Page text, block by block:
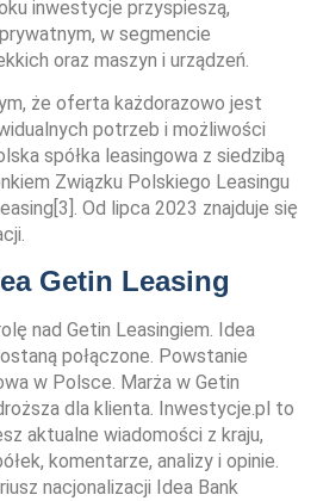
inwestycje przyspieszą,
w segmencie
oraz maszyn i urządzeń.
że oferta każdorazowo jest
potrzeb i możliwości
spółka leasingowa z siedzibą
Związku Polskiego Leasingu
Od lipca 2023 znajduje się
Getin Leasing
nad Getin Leasingiem. Idea
połączone. Powstanie
w Polsce. Marża w Getin
dla klienta. Inwestycje.pl to
aktualne wiadomości z kraju,
komentarze, analizy i opinie.
nacjonalizacji Idea Bank